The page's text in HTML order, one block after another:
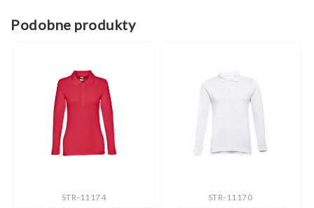
Podobne produkty
STR-11174 STR-11170